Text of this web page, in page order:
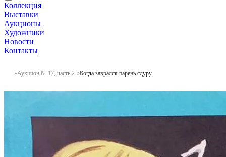
Коллекция
Выставки
Аукционы
Художники
Новости
Контакты
Аукцион № 17, часть 2 Когда заврался парень сдуру